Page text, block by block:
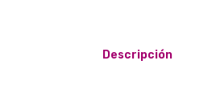
Descripción